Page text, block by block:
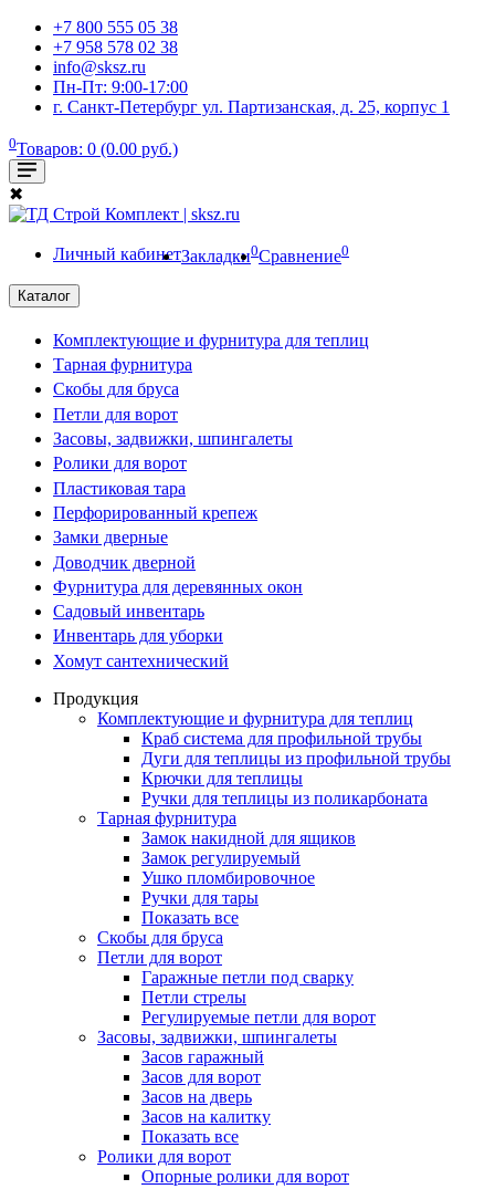
+7 800 555 05 38
+7 958 578 02 38
info@sksz.ru
Пн-Пт: 9:00-17:00
г. Санкт-Петербург ул. Партизанская, д. 25, корпус 1
0Товаров: 0 (0.00 руб.)
✖
Личный кабинетЗакладки0Сравнение0
Каталог
Комплектующие и фурнитура для теплиц
Тарная фурнитура
Скобы для бруса
Петли для ворот
Засовы, задвижки, шпингалеты
Ролики для ворот
Пластиковая тара
Перфорированный крепеж
Замки дверные
Доводчик дверной
Фурнитура для деревянных окон
Садовый инвентарь
Инвентарь для уборки
Хомут сантехнический
Продукция
Комплектующие и фурнитура для теплиц
Краб система для профильной трубы
Дуги для теплицы из профильной трубы
Крючки для теплицы
Ручки для теплицы из поликарбоната
Тарная фурнитура
Замок накидной для ящиков
Замок регулируемый
Ушко пломбировочное
Ручки для тары
Показать все
Скобы для бруса
Петли для ворот
Гаражные петли под сварку
Петли стрелы
Регулируемые петли для ворот
Засовы, задвижки, шпингалеты
Засов гаражный
Засов для ворот
Засов на дверь
Засов на калитку
Показать все
Ролики для ворот
Опорные ролики для ворот